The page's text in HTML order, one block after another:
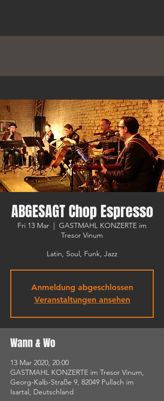
ABGESAGT Chop Espresso
Fri 13 Mar
  |
GASTMAHL KONZERTE im
Tresor Vinum
Latin, Soul, Funk, Jazz
Anmeldung abgeschlossen
Veranstaltungen ansehen
Wann & Wo
13 Mar 2020, 20:00
GASTMAHL KONZERTE im Tresor Vinum,
Georg-Kalb-Straße 9, 82049 Pullach im
Isartal, Deutschland